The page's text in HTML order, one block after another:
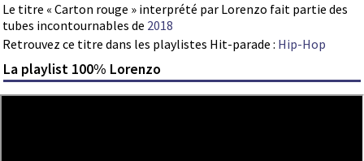
Le titre « Carton rouge » interprété par Lorenzo fait partie des
tubes incontournables de 2018
Retrouvez ce titre dans les playlistes Hit-parade : Hip-Hop
La playlist 100% Lorenzo